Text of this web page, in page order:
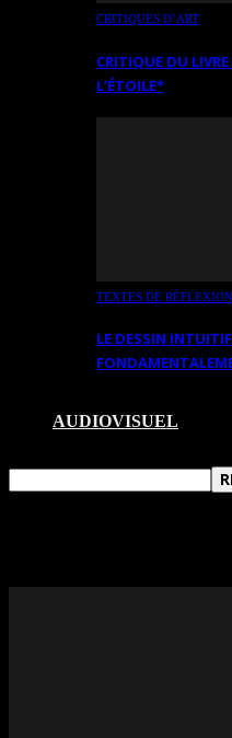
CRITIQUES D’ART
CRITIQUE DU
L’ÉTOILE*
TEXTES DE RÉFLEXION
LE DESSIN
AUDIOVISUEL